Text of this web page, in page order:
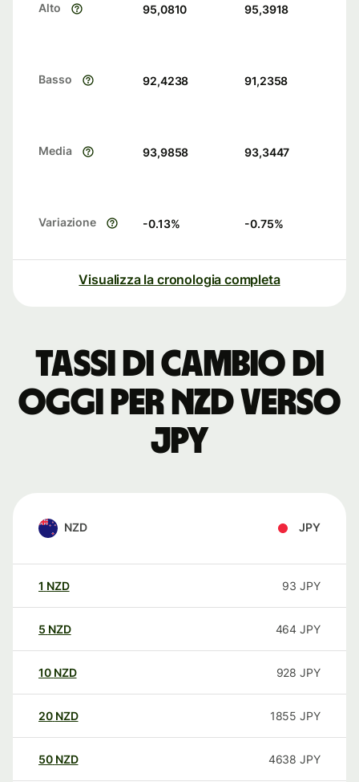
Alto 95,0810 95,3918
Basso 92,4238 91,2358
Media 93,9858 93,3447
Variazione -0.13% -0.75%
Visualizza la cronologia completa
Tassi di cambio di
oggi per NZD verso
JPY
NZD JPY
1 NZD 93 JPY
5 NZD 464 JPY
10 NZD 928 JPY
20 NZD 1855 JPY
50 NZD 4638 JPY